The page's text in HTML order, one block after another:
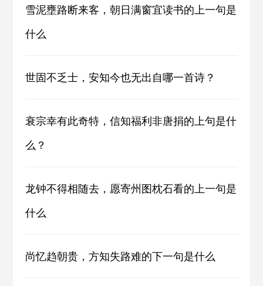
雪泥壅路断来客，朝日满窗宜读书的上一句是
什么
世固不乏士，安知今也无出自哪一首诗？
衰宗幸有此奇特，信知福利非唐捐的上句是什
么？
龙钟不得相随去，愿寄州图枕石看的上一句是
什么
尚忆趋朝贵，方知失路难的下一句是什么